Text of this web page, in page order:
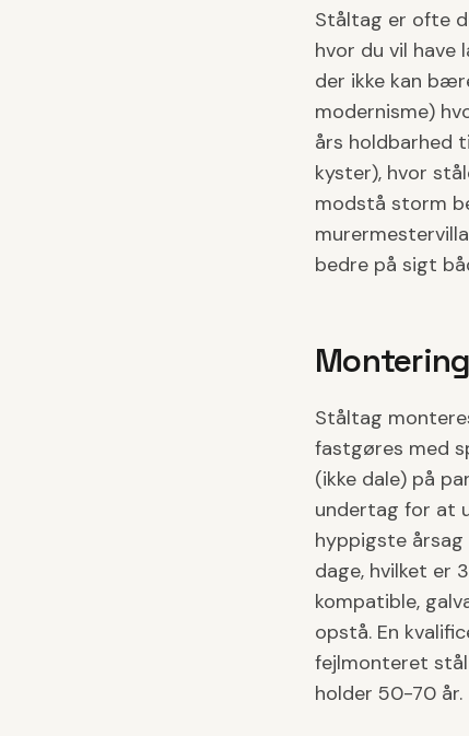
Ståltag er ofte
hvor du vil have
der ikke kan
modernisme)
års holdbarhed
kyster), hvor
modstå storm
bedre på sigt
Ståltag
fastgøres med
(ikke dale) på
undertag for at
hyppigste
dage, hvilket er
kompatible,
opstå. En
fejlmonteret
holder 50-70 år.